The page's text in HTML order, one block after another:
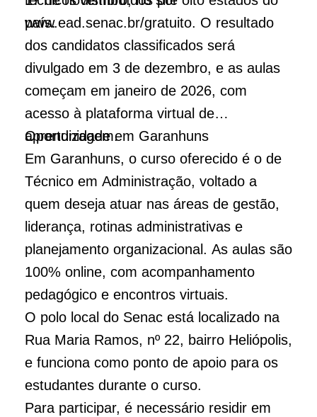
país.
www.ead.senac.br/gratuito. O resultado
dos candidatos classificados será
divulgado em 3 de dezembro, e as aulas
começam em janeiro de 2026, com
acesso à plataforma virtual de
aprendizagem.
Oportunidade em Garanhuns
Em Garanhuns, o curso oferecido é o de
Técnico em Administração, voltado a
quem deseja atuar nas áreas de gestão,
liderança, rotinas administrativas e
planejamento organizacional. As aulas são
100% online, com acompanhamento
pedagógico e encontros virtuais.
O polo local do Senac está localizado na
Rua Maria Ramos, nº 22, bairro Heliópolis,
e funciona como ponto de apoio para os
estudantes durante o curso.
Para participar, é necessário residir em